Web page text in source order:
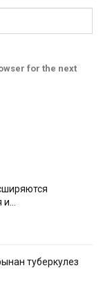
for the next
и…
туберкулез